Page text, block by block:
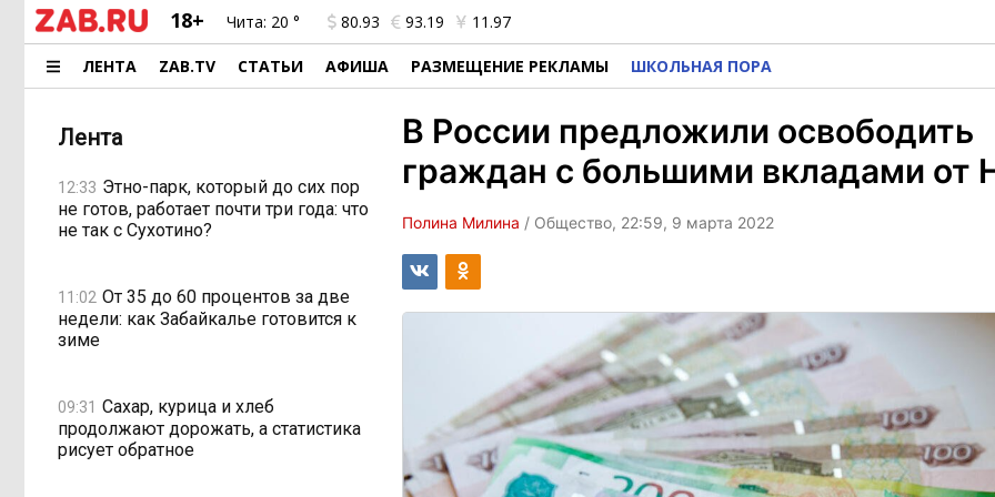
18+ Чита: 20 ° 80.93 93.19 11.97
ЛЕНТА ZAB.TV СТАТЬИ АФИША РАЗМЕЩЕНИЕ РЕКЛАМЫ ШКОЛЬНАЯ ПОРА
Лента
12:33 Этно-парк, который до сих пор
не готов, работает почти три года: что
не так с Сухотино?
11:02 От 35 до 60 процентов за две
недели: как Забайкалье готовится к
зиме
09:31 Сахар, курица и хлеб
продолжают дорожать, а статистика
рисует обратное
В России предложили освободить
граждан с большими вкладами
Полина Милина / Общество, 22:59, 9 марта 2022